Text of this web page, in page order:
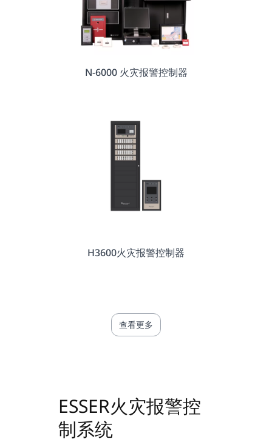
N-6000 火灾报警控制器
H3600火灾报警控制器
查看更多
ESSER火灾报警控
制系统